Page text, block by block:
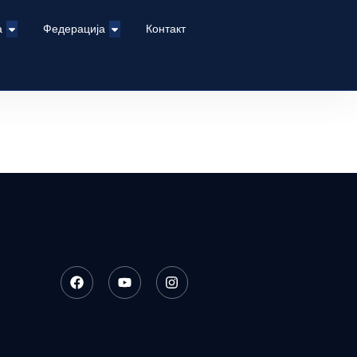
Федерација Контакт